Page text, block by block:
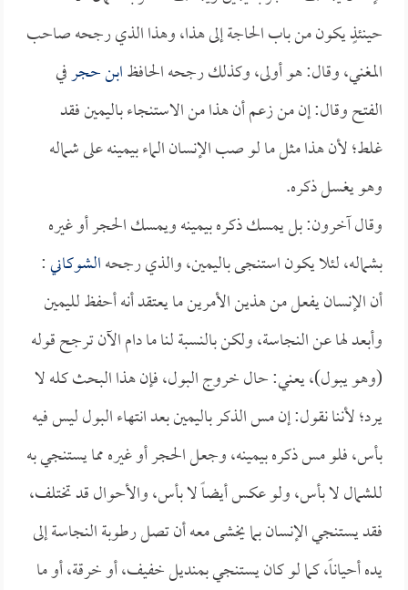
حينئذٍ يكون من باب الحاجة إلى هذا، وهذا الذي رجحه صاحب
المغني، وقال: هو أولى، وكذلك رجحه الحافظابن حجرفي
الفتح وقال: إن من زعم أن هذا من الاستنجاء باليمين فقد
غلط؛ لأن هذا مثل ما لو صب الإنسان الماء بيمينه على شماله
وهو يغسل ذكره.
وقال آخرون: بل يمسك ذكره بيمينه ويمسك الحجر أو غيره
بشماله، لئلا يكون استنجى باليمين، والذي رجحهالشوكاني:
أن الإنسان يفعل من هذين الأمرين ما يعتقد أنه أحفظ لليمين
وأبعد لها عن النجاسة، ولكن بالنسبة لنا ما دام الآن ترجح قوله
(وهو يبول)، يعني: حال خروج البول، فإن هذا البحث كله لا
يرد؛ لأننا نقول: إن مس الذكر باليمين بعد انتهاء البول ليس فيه
بأس، فلو مس ذكره بيمينه، وجعل الحجر أو غيره مما يستنجي به
للشمال لا بأس، ولو عكس أيضاً لا بأس، والأحوال قد تختلف،
فقد يستنجي الإنسان بما يخشى معه أن تصل رطوبة النجاسة إلى
يده أحياناً، كما لو كان يستنجي بمنديل خفيف، أو خرقة، أو ما